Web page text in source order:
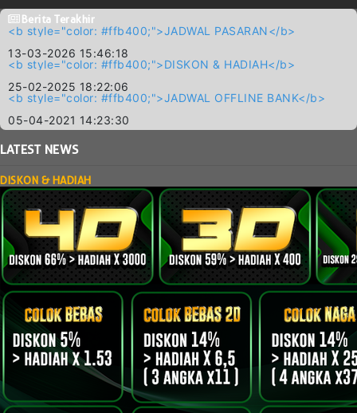
Berita Terakhir
<b style="color: #ffb400;">JADWAL PASARAN</b>
13-03-2026 15:46:18
<b style="color: #ffb400;">DISKON & HADIAH</b>
25-02-2025 18:22:06
<b style="color: #ffb400;">JADWAL OFFLINE BANK</b>
05-04-2021 14:23:30
LATESTNEWS
DISKON & HADIAH